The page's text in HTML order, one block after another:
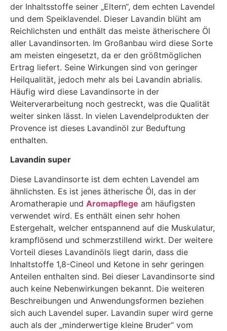
der Inhaltsstoffe seiner „Eltern“, dem echten Lavendel
und dem Speiklavendel. Dieser Lavandin blüht am
Reichlichsten und enthält das meiste ätherischere Öl
aller Lavandinsorten. Im Großanbau wird diese Sorte
am meisten eingesetzt, da er den größtmöglichen
Ertrag liefert. Seine Wirkungen sind von geringer
Heilqualität, jedoch mehr als bei Lavandin abrialis.
Häufig wird diese Lavandinsorte in der
Weiterverarbeitung noch gestreckt, was die Qualität
weiter sinken lässt. In vielen Lavendelprodukten der
Provence ist dieses Lavandinöl zur Beduftung
enthalten.
Lavandin super
Diese Lavandinsorte ist dem echten Lavendel am
ähnlichsten. Es ist jenes ätherische Öl, das in der
Aromatherapie und Aromapflege am häufigsten
verwendet wird. Es enthält einen sehr hohen
Estergehalt, welcher entspannend auf die Muskulatur,
krampflösend und schmerzstillend wirkt. Der weitere
Vorteil dieses Lavandinöls liegt darin, dass die
Inhaltstoffe 1,8-Cineol und Ketone in sehr geringen
Anteilen enthalten sind. Bei dieser Lavandinsorte sind
auch keine Nebenwirkungen bekannt. Die weiteren
Beschreibungen und Anwendungsformen beziehen
sich auch Lavendel super. Lavandin super wird gerne
auch als der „minderwertige kleine Bruder“ vom